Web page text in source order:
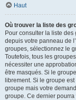
Haut
Où trouver la liste des
Pour consulter la liste
depuis votre panneau de
groupes, sélectionnez le
Toutefois, tous les
nécessiter une
être masqués. Si le
librement. Si le groupe
groupe mais votre
groupe. Ce dernier